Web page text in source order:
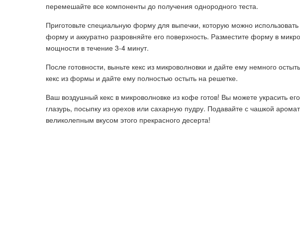
перемешайте все компоненты до получения однородного теста.
Приготовьте специальную форму для выпечки, которую можно
форму и аккуратно разровняйте его поверхность. Разместите форму в
мощности в течение 3-4 минут.
После готовности, выньте кекс из микроволновки и дайте ему немного
кекс из формы и дайте ему полностью остыть на решетке.
Ваш воздушный кекс в микроволновке из кофе готов! Вы можете украсить
глазурь, посыпку из орехов или сахарную пудру. Подавайте с чашкой
великолепным вкусом этого прекрасного десерта!